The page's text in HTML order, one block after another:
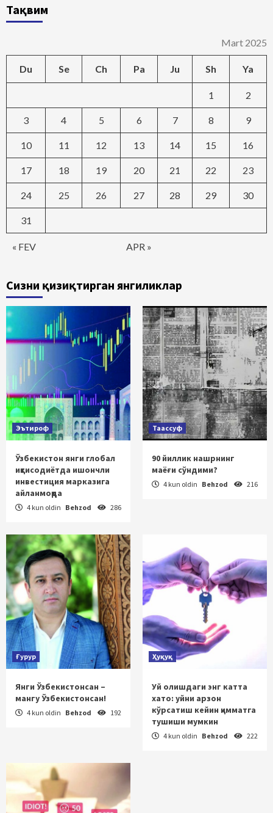
Тақвим
Mart 2025
Du Se Ch Pa Ju Sh Ya
« FEV APR »
1 2
3 4 5 6 7 8 9
10 11 12 13 14 15 16
17 18 19 20 21 22 23
24 25 26 27 28 29 30
31
Сизни қизиқтирган янгиликлар
Эътироф
Ўзбекистон янги глобал
иқтисодиётда ишончли
инвестиция марказига
айланмоқда
4 kun oldin Behzod 286
Таассуф
90 йиллик нашрнинг
маёғи сўндими?
4 kun oldin Behzod 216
Ғурур
Янги Ўзбекистонсан –
мангу Ўзбекистонсан!
4 kun oldin Behzod 192
Ҳуқуқ
Уй олишдаги энг катта
хато: уйни арзон
кўрсатиш кейин қимматга
тушиши мумкин
4 kun oldin Behzod 222